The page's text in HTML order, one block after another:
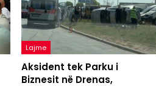
Lajme
Aksident tek Parku i
Biznesit në Drenas,